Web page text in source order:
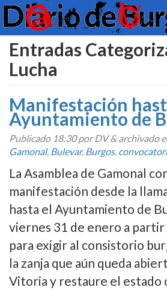
Entradas
Lucha
Manifestación
Ayuntamiento de
Publicado 18:30por DV&archivado
Gamonal, Bulevar, Burgos,
La Asamblea de Gamonal
manifestación desde la
hasta el Ayuntamiento de
viernes 31 de enero a partir
para exigir al consistorio
la zanja que aún queda
Vitoria y restaure el estado